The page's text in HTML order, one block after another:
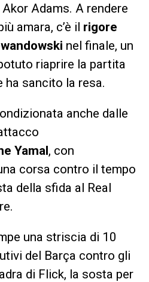
Adams. A rendere
amara, c’è il rigore
nel finale, un
riaprire la partita
ha sancito la resa.
anche dalle
Yamal, con
corsa contro il tempo
della sfida al Real
una striscia di 10
del Barça contro gli
di Flick, la sosta per